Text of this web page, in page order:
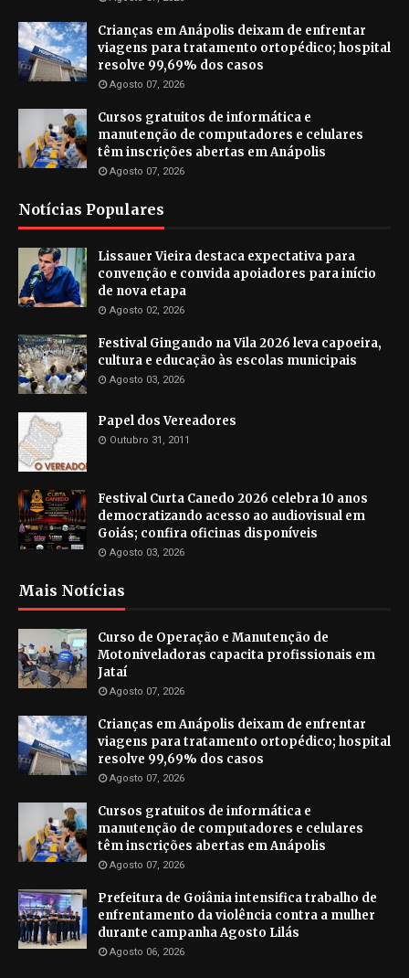
Crianças em Anápolis deixam de enfrentar
viagens para tratamento ortopédico; hospital
resolve 99,69% dos casos
Agosto 07, 2026
Cursos gratuitos de informática e
manutenção de computadores e celulares
têm inscrições abertas em Anápolis
Agosto 07, 2026
Notícias Populares
Lissauer Vieira destaca expectativa para
convenção e convida apoiadores para início
de nova etapa
Agosto 02, 2026
Festival Gingando na Vila 2026 leva capoeira,
cultura e educação às escolas municipais
Agosto 03, 2026
Papel dos Vereadores
Outubro 31, 2011
Festival Curta Canedo 2026 celebra 10 anos
democratizando acesso ao audiovisual em
Goiás; confira oficinas disponíveis
Agosto 03, 2026
Mais Notícias
Curso de Operação e Manutenção de
Motoniveladoras capacita profissionais em
Jataí
Agosto 07, 2026
Crianças em Anápolis deixam de enfrentar
viagens para tratamento ortopédico; hospital
resolve 99,69% dos casos
Agosto 07, 2026
Cursos gratuitos de informática e
manutenção de computadores e celulares
têm inscrições abertas em Anápolis
Agosto 07, 2026
Prefeitura de Goiânia intensifica trabalho de
enfrentamento da violência contra a mulher
durante campanha Agosto Lilás
Agosto 06, 2026